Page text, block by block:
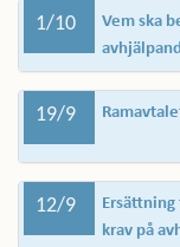
1/10
Vem ska
19/9
12/9
krav på